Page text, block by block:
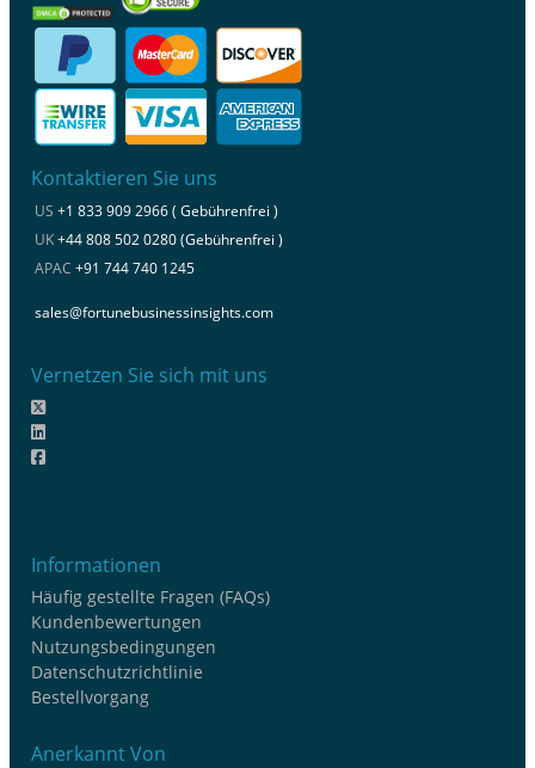
Kontaktieren Sie uns
US +1 833 909 2966 ( Gebührenfrei )
UK+44 808 502 0280 (Gebührenfrei )
APAC +91 744 740 1245
sales@fortunebusinessinsights.com
Vernetzen Sie sich mit uns
Informationen
Häufig gestellte Fragen (FAQs)
Kundenbewertungen
Nutzungsbedingungen
Datenschutzrichtlinie
Bestellvorgang
Anerkannt Von